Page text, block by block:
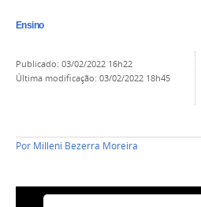
Ensino
publicado: 03/02/2022 16h22
última modificação: 03/02/2022 18h45
Por Milleni Bezerra Moreira